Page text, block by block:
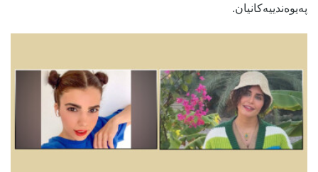
پەیوەندییەکانیان.